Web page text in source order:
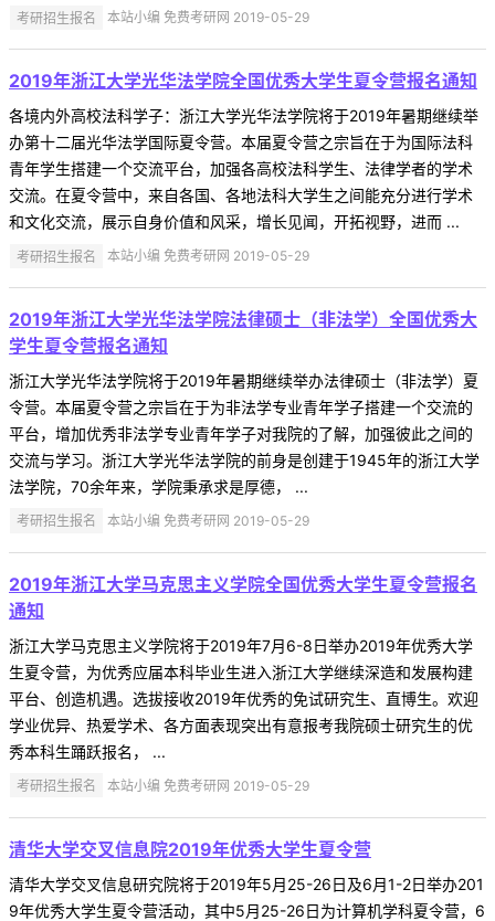
考研招生报名 本站小编 免费考研网 2019-05-29
2019年浙江大学光华法学院全国优秀大学生夏令营报名通知
各境内外高校法科学子：浙江大学光华法学院将于2019年暑期继续举
办第十二届光华法学国际夏令营。本届夏令营之宗旨在于为国际法科
青年学生搭建一个交流平台，加强各高校法科学生、法律学者的学术
交流。在夏令营中，来自各国、各地法科大学生之间能充分进行学术
和文化交流，展示自身价值和风采，增长见闻，开拓视野，进而 ...
考研招生报名 本站小编 免费考研网 2019-05-29
2019年浙江大学光华法学院法律硕士（非法学）全国优秀大
学生夏令营报名通知
浙江大学光华法学院将于2019年暑期继续举办法律硕士（非法学）夏
令营。本届夏令营之宗旨在于为非法学专业青年学子搭建一个交流的
平台，增加优秀非法学专业青年学子对我院的了解，加强彼此之间的
交流与学习。浙江大学光华法学院的前身是创建于1945年的浙江大学
法学院，70余年来，学院秉承求是厚德， ...
考研招生报名 本站小编 免费考研网 2019-05-29
2019年浙江大学马克思主义学院全国优秀大学生夏令营报名
通知
浙江大学马克思主义学院将于2019年7月6-8日举办2019年优秀大学
生夏令营，为优秀应届本科毕业生进入浙江大学继续深造和发展构建
平台、创造机遇。选拔接收2019年优秀的免试研究生、直博生。欢迎
学业优异、热爱学术、各方面表现突出有意报考我院硕士研究生的优
秀本科生踊跃报名， ...
考研招生报名 本站小编 免费考研网 2019-05-29
清华大学交叉信息院2019年优秀大学生夏令营
清华大学交叉信息研究院将于2019年5月25-26日及6月1-2日举办201
9年优秀大学生夏令营活动，其中5月25-26日为计算机学科夏令营，6